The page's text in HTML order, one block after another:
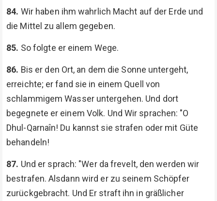
84. Wir haben ihm wahrlich Macht auf der Erde und
die Mittel zu allem gegeben.
85. So folgte er einem Wege.
86. Bis er den Ort, an dem die Sonne untergeht,
erreichte; er fand sie in einem Quell von
schlammigem Wasser untergehen. Und dort
begegnete er einem Volk. Und Wir sprachen: "O
Dhul-Qarnaîn! Du kannst sie strafen oder mit Güte
behandeln!
87. Und er sprach: "Wer da frevelt, den werden wir
bestrafen. Alsdann wird er zu seinem Schöpfer
zurückgebracht. Und Er straft ihn in gräßlicher